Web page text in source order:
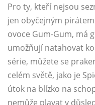
Pro ty, kteří nejsou
jen obyčejným
ovoce Gum-Gum, má
umožňují natahovat
série, můžete se
celém světě, jako je
útok na blízko na
nemůže plavat v